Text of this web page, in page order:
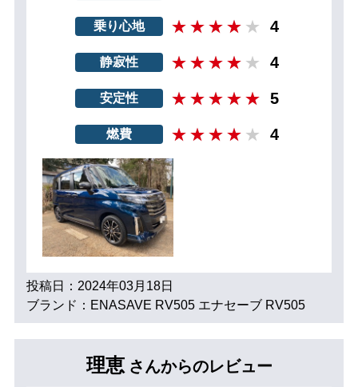
乗り心地 4
静寂性 4
安定性 5
燃費 4
投稿日：2024年03月18日
ブランド：ENASAVE RV505 エナセーブ RV505
理恵 さんからのレビュー